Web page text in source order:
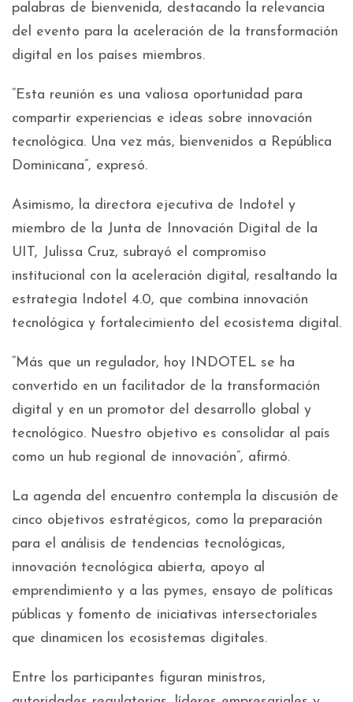
palabras de bienvenida, destacando la relevancia
del evento para la aceleración de la transformación
digital en los países miembros.
“Esta reunión es una valiosa oportunidad para
compartir experiencias e ideas sobre innovación
tecnológica. Una vez más, bienvenidos a República
Dominicana”, expresó.
Asimismo, la directora ejecutiva de Indotel y
miembro de la Junta de Innovación Digital de la
UIT, Julissa Cruz, subrayó el compromiso
institucional con la aceleración digital, resaltando la
estrategia Indotel 4.0, que combina innovación
tecnológica y fortalecimiento del ecosistema digital.
“Más que un regulador, hoy INDOTEL se ha
convertido en un facilitador de la transformación
digital y en un promotor del desarrollo global y
tecnológico. Nuestro objetivo es consolidar al país
como un hub regional de innovación”, afirmó.
La agenda del encuentro contempla la discusión de
cinco objetivos estratégicos, como la preparación
para el análisis de tendencias tecnológicas,
innovación tecnológica abierta, apoyo al
emprendimiento y a las pymes, ensayo de políticas
públicas y fomento de iniciativas intersectoriales
que dinamicen los ecosistemas digitales.
Entre los participantes figuran ministros,